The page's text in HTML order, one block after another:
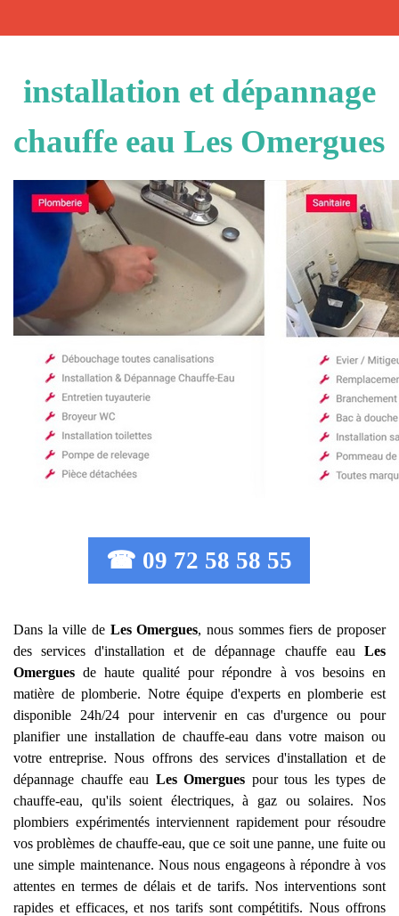
installation et dépannage
chauffe eau Les Omergues
☎ 09 72 58 58 55
Dans la ville de Les Omergues, nous sommes fiers de proposer
des services d'installation et de dépannage chauffe eau Les
Omergues de haute qualité pour répondre à vos besoins en
matière de plomberie. Notre équipe d'experts en plomberie est
disponible 24h/24 pour intervenir en cas d'urgence ou pour
planifier une installation de chauffe-eau dans votre maison ou
votre entreprise. Nous offrons des services d'installation et de
dépannage chauffe eau Les Omergues pour tous les types de
chauffe-eau, qu'ils soient électriques, à gaz ou solaires. Nos
plombiers expérimentés interviennent rapidement pour résoudre
vos problèmes de chauffe-eau, que ce soit une panne, une fuite ou
une simple maintenance. Nous nous engageons à répondre à vos
attentes en termes de délais et de tarifs. Nos interventions sont
rapides et efficaces, et nos tarifs sont compétitifs. Nous offrons